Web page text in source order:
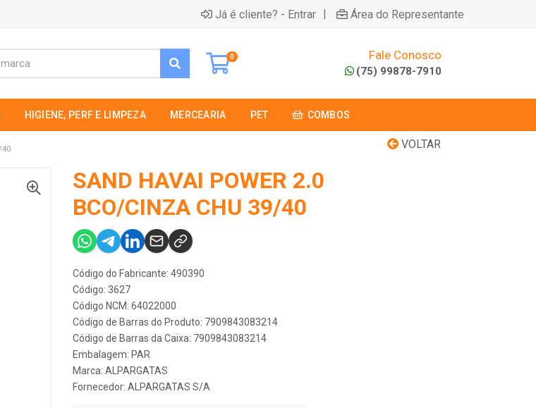
Já é cliente? - Entrar | Área do Representante
0 Fale Conosco
(75) 99878-7910
HIGIENE, PERF E LIMPEZA MERCEARIA PET COMBOS
VOLTAR
40
SAND HAVAI POWER 2.0
BCO/CINZA CHU 39/40
Código do Fabricante: 490390
Código: 3627
Código NCM: 64022000
Código de Barras do Produto: 7909843083214
Código de Barras da Caixa: 7909843083214
Embalagem: PAR
Marca: ALPARGATAS
Fornecedor: ALPARGATAS S/A